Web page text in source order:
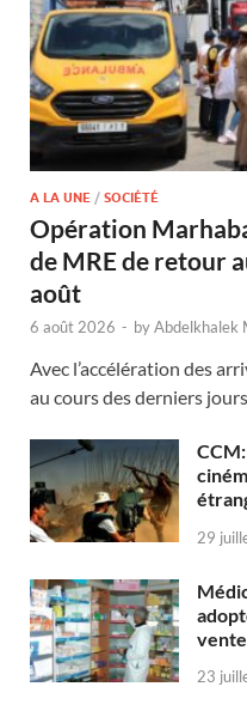
A LA UNE / SOCIÉTÉ
Opération
de MRE de retour
août
6 août 2026 - byAbdelkhalek
Avec l’accélération des
au cours des derniers
29
vente
23